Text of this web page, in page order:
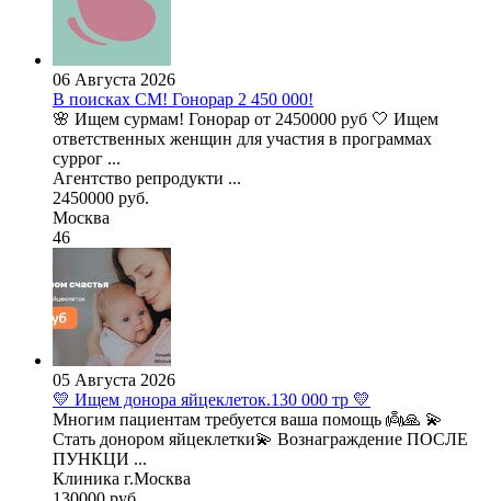
06 Августа 2026
В поисках СМ! Гонорар 2 450 000!
🌸 Ищем сурмам! Гонорар от 2450000 руб 🤍 Ищем
ответственных женщин для участия в программах
суррог ...
Агентство репродукти ...
2450000 руб.
Москва
46
05 Августа 2026
💛 Ищем донора яйцеклеток.130 000 тр 💛
Многим пациентам требуется ваша помощь 👼🙏 💫
Стать донором яйцеклетки💫 Вознаграждение ПОСЛЕ
ПУНКЦИ ...
Клиника г.Москва